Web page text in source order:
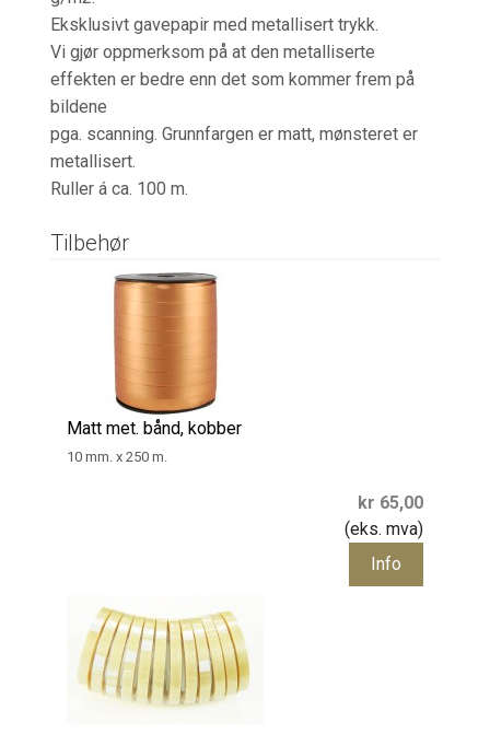
Eksklusivt gavepapir med metallisert trykk.
Vi gjør oppmerksom på at den metalliserte
effekten er bedre enn det som kommer frem på
bildene
pga. scanning. Grunnfargen er matt, mønsteret er
metallisert.
Ruller á ca. 100 m.
Tilbehør
Matt met. bånd, kobber
10 mm. x 250 m.
kr 65,00
(eks. mva)
Info